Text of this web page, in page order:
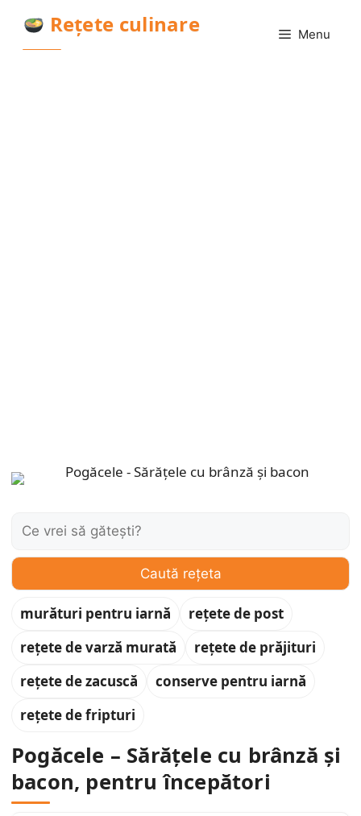
conținut
Rețete culinare Menu
Caută:
Caută rețeta
murături pentru iarnă
rețete de post
rețete de varză murată
rețete de prăjituri
rețete de zacuscă
conserve pentru iarnă
rețete de fripturi
Pogăcele – Sărățele cu brânză și
bacon, pentru începători